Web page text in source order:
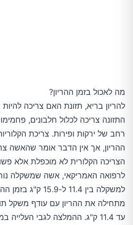
מה לאכול בזמן ההריון?
להריון בריא, תזונת האם צריכה להיות
התזונה צריכה לכלול חלבונים,
רחב של ירקות ופירות. צריכת
ההריון, אך אין הדבר אומר שהאשה
הצריכה הקלורית לא מוכפלת אלא
לרפואה האמריקאי, אשה שמשקלה
למשקלה בין 11.4 ל-
עד 11.4 ק"ג. ההמלצה לגבי